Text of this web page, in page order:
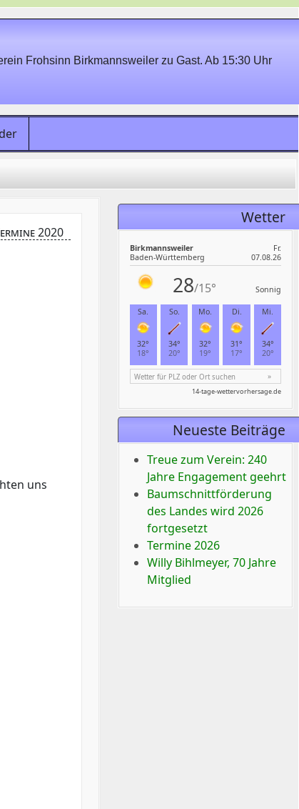
Frohsinn Birkmannsweiler zu Gast. Ab 15:30 Uhr
Wetter
Neueste Beiträge
Treue zum Verein: 240
Jahre Engagement geehrt
Baumschnittförderung
des Landes wird 2026
fortgesetzt
Termine 2026
Willy Bihlmeyer, 70 Jahre
Mitglied
2020
uns